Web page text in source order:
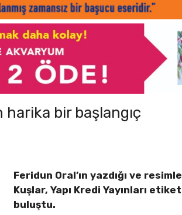
harika bir başlangıç
Feridun Oral’ın yazdığı ve
Kuşlar, Yapı Kredi Yayınları
buluştu.